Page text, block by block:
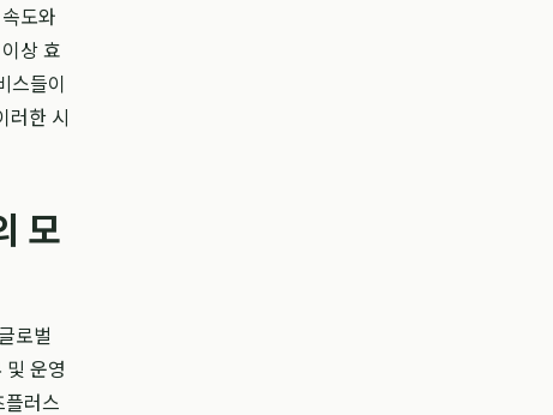
도와
상 효
스들이
러한 시
모
로벌
운영
러스